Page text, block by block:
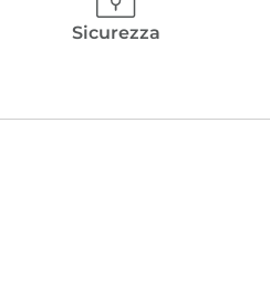
Sicurezza